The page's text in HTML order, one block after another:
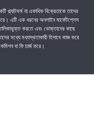
যা একাধিক বিক্রেতাকে তাদের
এটি এক ধরনের অনলাইন মার্কেটপ্লেস
তালিকাভুক্ত করতে এবং ভোক্তাদের কাছে
মধ্যে মধ্যস্থতাকারী হিসাবে কাজ করে
বা ফি চার্জ করে।